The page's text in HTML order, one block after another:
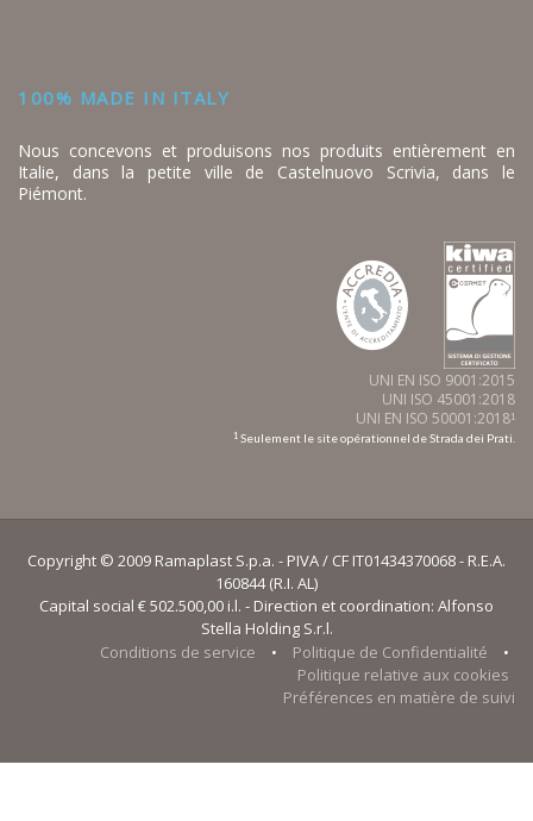
100% MADE IN ITALY
Nous concevons et produisons nos produits entièrement en
Italie, dans la petite ville de Castelnuovo Scrivia, dans le
Piémont.
UNI EN ISO 9001:2015
UNI ISO 45001:2018
UNI EN ISO 50001:20181
1 Seulement le site opérationnel de Strada dei Prati.
Copyright © 2009 Ramaplast S.p.a. - PIVA / CF IT01434370068 - R.E.A.
160844 (R.I. AL)
Capital social € 502.500,00 i.l. - Direction et coordination: Alfonso
Stella Holding S.r.l.
Conditions de service
• Politique de Confidentialité
•
Politique relative aux cookies
Préférences en matière de suivi